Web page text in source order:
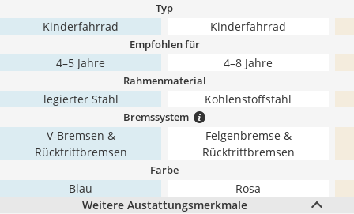
Typ
Kinderfahrrad Kinderfahrrad
Empfohlen für
4–5 Jahre 4–8 Jahre
Rahmenmaterial
legierter Stahl Kohlenstoffstahl
Bremssystem
V-Bremsen &
Rücktrittbremsen
Felgenbremse &
Rücktrittbremsen
Farbe
Blau
Rosa
Weitere Austattungsmerkmale